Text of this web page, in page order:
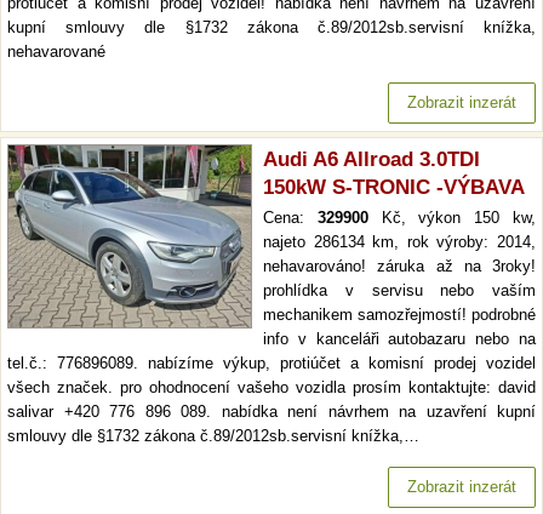
kupní smlouvy dle §1732 zákona č.89/2012sb.servisní knížka,
nehavarované
Zobrazit inzerát
Audi A6 Allroad 3.0TDI
150kW S-TRONIC -VÝBAVA
Cena: 329900Kč, výkon 150 kw,
najeto 286134 km, rok výroby: 2014,
nehavarováno! záruka až na 3roky!
prohlídka v servisu nebo vaším
mechanikem samozřejmostí! podrobné
info v kanceláři autobazaru nebo na
tel.č.: 776896089. nabízíme výkup, protiúčet a komisní prodej vozidel
všech značek. pro ohodnocení vašeho vozidla prosím kontaktujte: david
salivar +420 776 896 089. nabídka není návrhem na uzavření kupní
smlouvy dle §1732 zákona č.89/2012sb.servisní knížka,…
Zobrazit inzerát